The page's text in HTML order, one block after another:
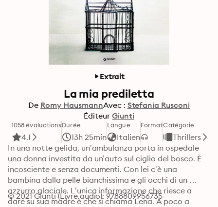
Extrait
La mia prediletta
De Romy HausmannAvec : Stefania Rusconi
Éditeur Giunti
1058 évaluations
4.1
Durée
13h 25min
Langue
Italien
FormatCatégorie
Thrillers
In una notte gelida, un’ambulanza porta in ospedale
una donna investita da un’auto sul ciglio del bosco. È
incosciente e senza documenti. Con lei c’è una
bambina dalla pelle bianchissima e gli occhi di un
azzurro glaciale. L’unica informazione che riesce a
dare su sua madre è che si chiama Lena. A poco a
© 2021 Giunti (Livre audio): 9788809956735